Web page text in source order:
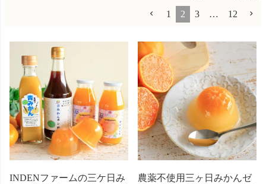
1 2 3 … 12
INDENファームの三ケ日み
農薬不使用三ヶ日みかんゼ